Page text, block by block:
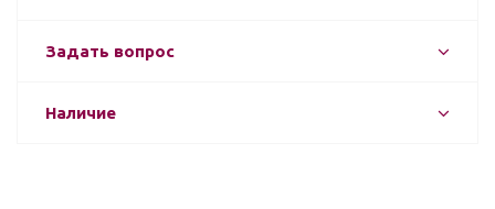
Задать вопрос
Наличие